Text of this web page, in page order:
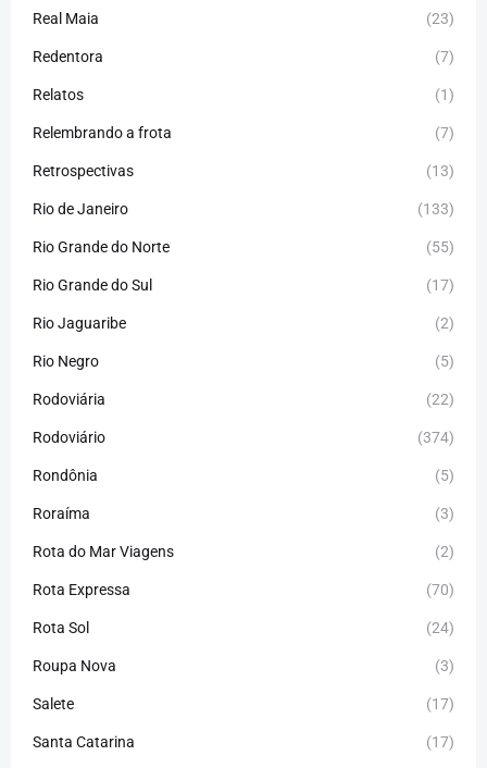
Real Maia (23)
Redentora (7)
Relatos (1)
Relembrando a frota (7)
Retrospectivas (13)
Rio de Janeiro (133)
Rio Grande do Norte (55)
Rio Grande do Sul (17)
Rio Jaguaribe (2)
Rio Negro (5)
Rodoviária (22)
Rodoviário (374)
Rondônia (5)
Roraíma (3)
Rota do Mar Viagens (2)
Rota Expressa (70)
Rota Sol (24)
Roupa Nova (3)
Salete (17)
Santa Catarina (17)